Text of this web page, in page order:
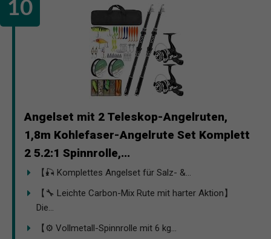
Angelset mit 2 Teleskop-Angelruten,
1,8m Kohlefaser-Angelrute Set Komplett
2 5.2:1 Spinnrolle,...
【🎣 Komplettes Angelset für Salz- &...
【🔧 Leichte Carbon-Mix Rute mit harter Aktion】
Die...
【⚙️ Vollmetall-Spinnrolle mit 6 kg...